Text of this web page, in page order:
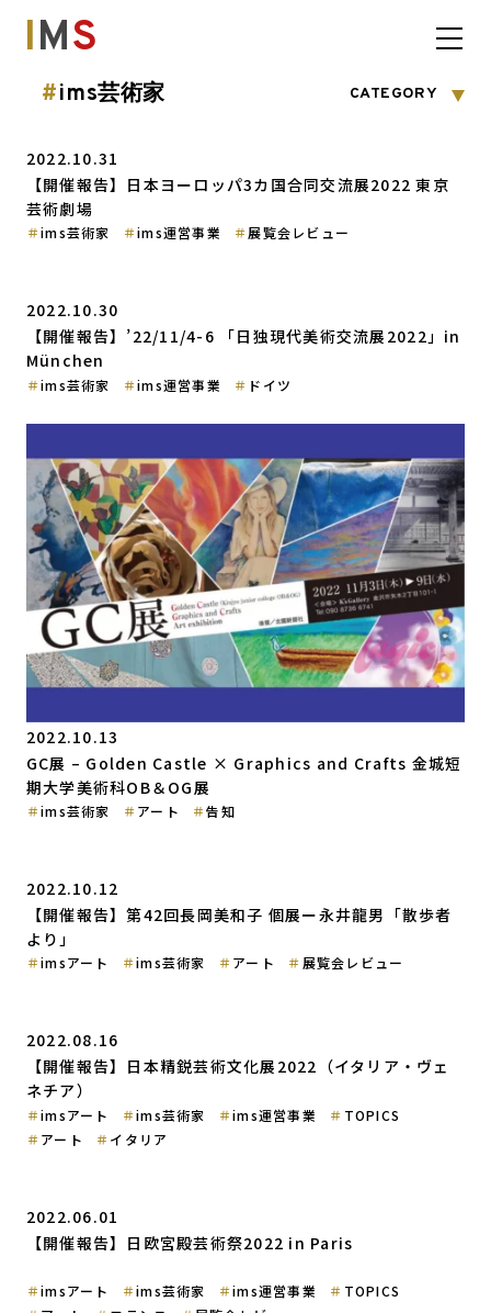
IMS
#ims芸術家 CATEGORY
2022.10.31
【開催報告】日本ヨーロッパ3カ国合同交流展2022 東京
芸術劇場
ims芸術家 ims運営事業 展覧会レビュー
2022.10.30
【開催報告】’22/11/4-6 「日独現代美術交流展2022」in
München
ims芸術家 ims運営事業 ドイツ
2022.10.13
GC展 – Golden Castle × Graphics and Crafts 金城短
期大学美術科OB＆OG展
ims芸術家 アート 告知
2022.10.12
【開催報告】第42回長岡美和子 個展ー永井龍男「散歩者
より」
imsアート ims芸術家 アート 展覧会レビュー
2022.08.16
【開催報告】日本精鋭芸術文化展2022（イタリア・ヴェ
ネチア）
imsアート ims芸術家 ims運営事業
TOPICS
アート
イタリア
2022.06.01
【開催報告】日欧宮殿芸術祭2022 in Paris
imsアート ims芸術家 ims運営事業
TOPICS